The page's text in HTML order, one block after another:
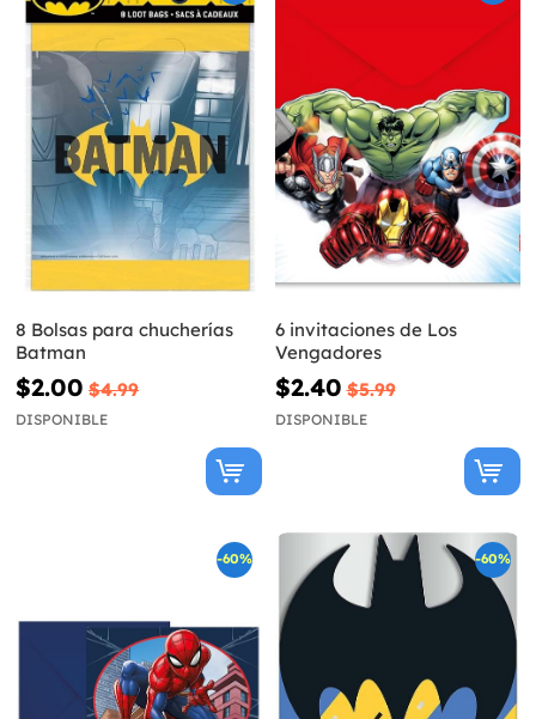
8 Bolsas para chucherías
Batman
$2.00 $4.99
DISPONIBLE
6 invitaciones de Los
Vengadores
$2.40 $5.99
DISPONIBLE
-60% -60%